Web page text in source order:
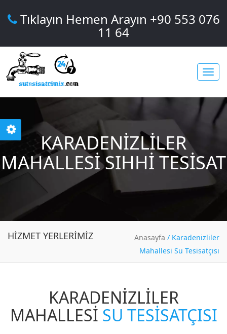
Tıklayın Hemen Arayın +90 553 076
11 64
KARADENIZLILER
MAHALLESI SIHHI TESISAT
HIZMET YERLERIMIZ Anasayfa / Karadenizliler
Mahallesi Su Tesisatçısı
KARADENIZLILER
MAHALLESI SU TESISATÇISI